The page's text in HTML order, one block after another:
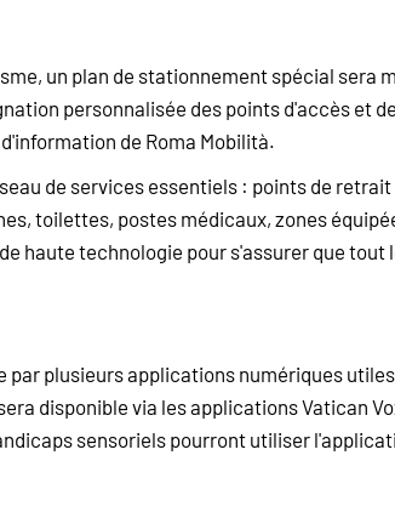
un plan de stationnement spécial sera
personnalisée des points d'accès et
de Roma Mobilità.
de services essentiels : points de
toilettes, postes médicaux, zones
haute technologie pour s'assurer que tout
plusieurs applications numériques
disponible via les applications Vatican
sensoriels pourront utiliser